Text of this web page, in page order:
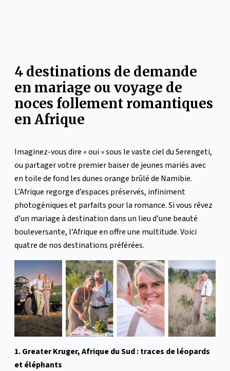
4 destinations de demande
en mariage ou voyage de
noces follement romantiques
en Afrique
Imaginez-vous dire « oui » sous le vaste ciel du Serengeti,
ou partager votre premier baiser de jeunes mariés avec
en toile de fond les dunes orange brûlé de Namibie.
L’Afrique regorge d’espaces préservés, infiniment
photogéniques et parfaits pour la romance. Si vous rêvez
d’un mariage à destination dans un lieu d’une beauté
bouleversante, l’Afrique en offre une multitude. Voici
quatre de nos destinations préférées.
1. Greater Kruger, Afrique du Sud : traces de léopards
et éléphants